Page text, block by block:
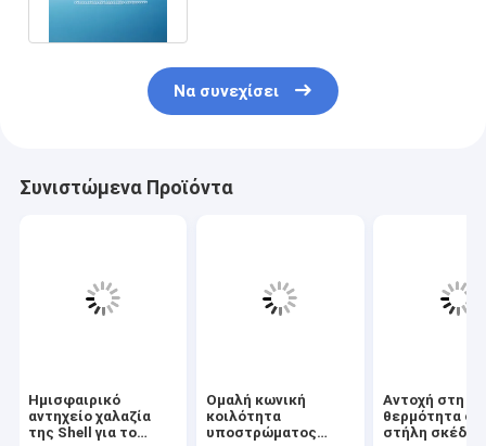
Να συνεχίσει
Συνιστώμενα Προϊόντα
Ημισφαιρικό
αντηχείο χαλαζία
της Shell για το
Ομαλή κωνική
κοιλότητα
υποστρώματος
Αντοχή στη
θερμότητα
στήλη